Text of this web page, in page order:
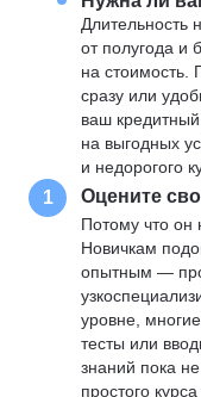
Длительность
от полугода и
на стоимость.
сразу или
ваш кредитный
на выгодных
и недорогого
1 Оцените
Потому что он
Новичкам
опытным —
уровне,
тесты или
знаний пока
простого